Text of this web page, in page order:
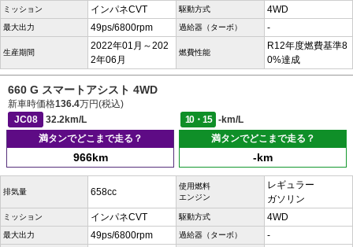
ミッション インパネCVT 駆動方式 4WD
最大出力 49ps/6800rpm 過給器（ターボ） -
生産期間
2022年01月～202
2年06月
燃費性能
R12年度燃費基準8
0%達成
660 G スマートアシスト 4WD
新車時価格136.4万円(税込)
JC08
32.2km/L 10・15
-km/L
満タンでどこまで走る？
966km
満タンでどこまで走る？
-km
排気量 658cc
使用燃料
エンジン
レギュラー
ガソリン
ミッション インパネCVT 駆動方式 4WD
最大出力 49ps/6800rpm 過給器（ターボ） -